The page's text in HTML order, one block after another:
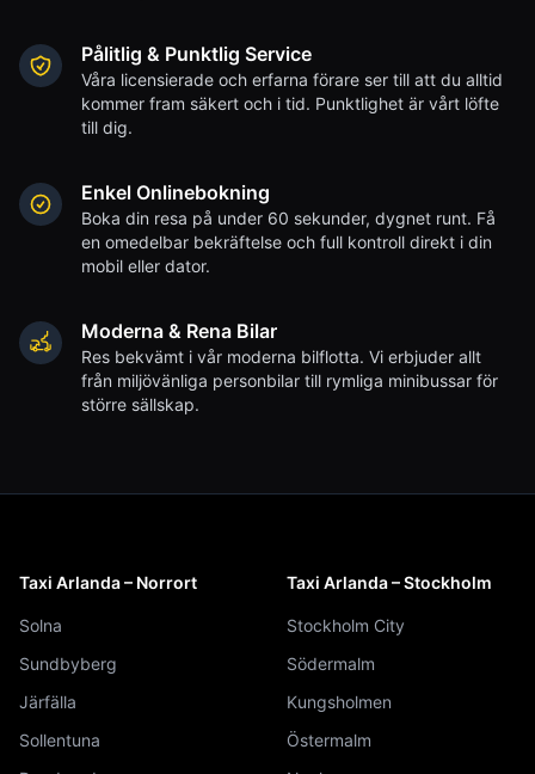
Pålitlig & Punktlig Service
Våra licensierade och erfarna förare ser till att du alltid
kommer fram säkert och i tid. Punktlighet är vårt löfte
till dig.
Enkel Onlinebokning
Boka din resa på under 60 sekunder, dygnet runt. Få
en omedelbar bekräftelse och full kontroll direkt i din
mobil eller dator.
Moderna & Rena Bilar
Res bekvämt i vår moderna bilflotta. Vi erbjuder allt
från miljövänliga personbilar till rymliga minibussar för
större sällskap.
Taxi Arlanda – Norrort
Solna
Sundbyberg
Järfälla
Sollentuna
Taxi Arlanda – Stockholm
Stockholm City
Södermalm
Kungsholmen
Östermalm